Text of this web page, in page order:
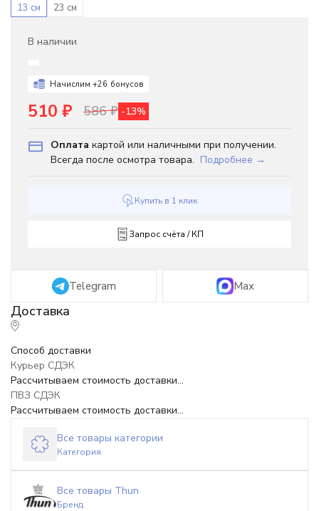
13 см 23 см
В наличии
Начислим +26 бонусов
510 ₽ 586₽ -13%
Оплата картой или наличными при получении.
Всегда после осмотра товара. Подробнее →
Купить в 1 клик
Запрос счёта / КП
Telegram Max
Способ доставки
Курьер СДЭК
Рассчитываем стоимость доставки...
ПВЗ СДЭК
Рассчитываем стоимость доставки...
Все товары категории
Категория
Все товары Thun
Бренд